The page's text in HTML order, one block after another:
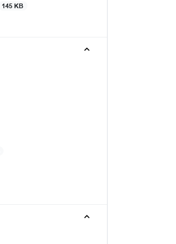
145 KB